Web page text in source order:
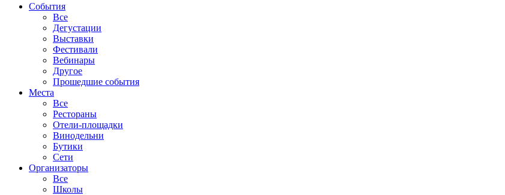
События
Все
Дегустации
Выставки
Фестивали
Вебинары
Другое
Прошедшие события
Места
Все
Рестораны
Отели-площадки
Винодельни
Бутики
Сети
Организаторы
Все
Школы